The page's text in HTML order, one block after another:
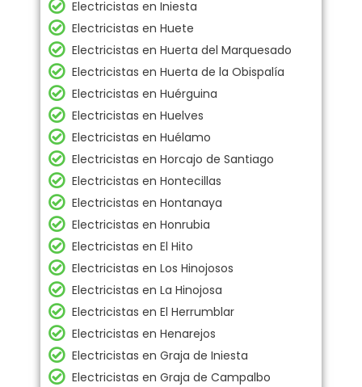
Electricistas en Iniesta
Electricistas en Huete
Electricistas en Huerta del Marquesado
Electricistas en Huerta de la Obispalía
Electricistas en Huérguina
Electricistas en Huelves
Electricistas en Huélamo
Electricistas en Horcajo de Santiago
Electricistas en Hontecillas
Electricistas en Hontanaya
Electricistas en Honrubia
Electricistas en El Hito
Electricistas en Los Hinojosos
Electricistas en La Hinojosa
Electricistas en El Herrumblar
Electricistas en Henarejos
Electricistas en Graja de Iniesta
Electricistas en Graja de Campalbo